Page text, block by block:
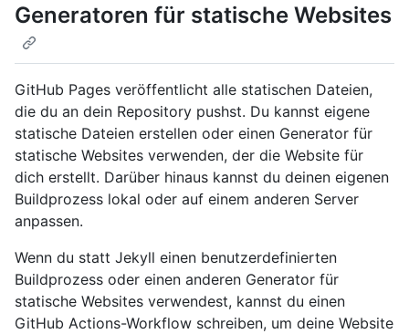
Generatoren für statische Websites
GitHub Pages veröffentlicht alle statischen Dateien,
die du an dein Repository pushst. Du kannst eigene
statische Dateien erstellen oder einen Generator für
statische Websites verwenden, der die Website für
dich erstellt. Darüber hinaus kannst du deinen eigenen
Buildprozess lokal oder auf einem anderen Server
anpassen.
Wenn du statt Jekyll einen benutzerdefinierten
Buildprozess oder einen anderen Generator für
statische Websites verwendest, kannst du einen
GitHub Actions-Workflow schreiben, um deine Website